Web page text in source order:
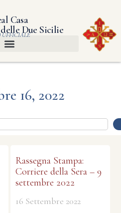
Casa
Due Sicilie
UFFICIALE
16, 2022
Rassegna Stampa:
Corriere della Sera – 9
settembre 2022
16 Settembre 2022